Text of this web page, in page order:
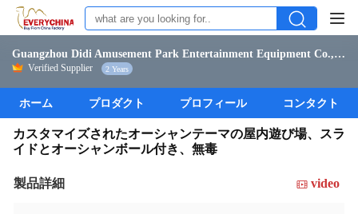
Guangzhou Didi Amusement Park Entertainment Equipment Co., Ltd.
Verified Supplier 2 Years
ホーム プロダクト プロフィール コンタクト
カスタマイズされたオーシャンテーマの屋内遊び場、スラ
イドとオーシャンボール付き、無毒
製品詳細 video